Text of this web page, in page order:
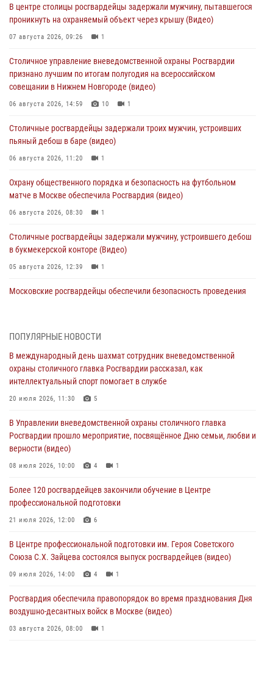
В центре столицы росгвардейцы задержали мужчину, пытавшегося
проникнуть на охраняемый объект через крышу (Видео)
07 августа 2026, 09:26 1
Столичное управление вневедомственной охраны Росгвардии
признано лучшим по итогам полугодия на всероссийском
совещании в Нижнем Новгороде (видео)
06 августа 2026, 14:59 10 1
Столичные росгвардейцы задержали троих мужчин, устроивших
пьяный дебош в баре (видео)
06 августа 2026, 11:20 1
Охрану общественного порядка и безопасность на футбольном
матче в Москве обеспечила Росгвардия (видео)
06 августа 2026, 08:30 1
Столичные росгвардейцы задержали мужчину, устроившего дебош
в букмекерской конторе (Видео)
05 августа 2026, 12:39 1
Московские росгвардейцы обеспечили безопасность проведения
методами работы Росгвардии в Москве (видео)
04 августа 2026, 18:16
В столичном главке Росгвардии завершился чемпионат по самбо и
04 августа 2026, 14:00
Офицер Росгвардии стал гостем прямого эфира на «Радио Москвы»
и рассказал о работе дежурных частей
В Москве росгвардейцы задержали подозреваемого в нападении
на охранника торгового центра (видео)
ПОПУЛЯРНЫЕ НОВОСТИ
В международный день шахмат сотрудник вневедомственной
охраны столичного главка Росгвардии рассказал, как
интеллектуальный спорт помогает в службе
20 июля 2026, 11:30 5
В Управлении вневедомственной охраны столичного главка
Росгвардии прошло мероприятие, посвящённое Дню семьи, любви и
верности (видео)
08 июля 2026, 10:00 4 1
Более 120 росгвардейцев закончили обучение в Центре
профессиональной подготовки
21 июля 2026, 12:00 6
В Центре профессиональной подготовки им. Героя Советского
Союза С.Х. Зайцева состоялся выпуск росгвардейцев (видео)
09 июля 2026, 14:00 4 1
Росгвардия обеспечила правопорядок во время празднования Дня
воздушно-десантных войск в Москве (видео)
03 августа 2026, 08:00 1